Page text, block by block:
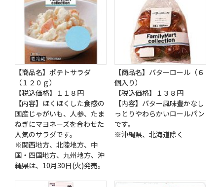
【商品名】ポテトサラダ
（１２０ｇ）
【税込価格】１１８円
【内容】ほくほくした食感の
国産じゃがいも、人参、たま
ねぎにマヨネーズを合わせた
人気のサラダです。
※関西地方、北陸地方、中
国・四国地方、九州地方、沖
縄県は、10月30日(火)発売。
【商品名】バターロール（６
個入り）
【税込価格】１３８円
【内容】バター風味豊かなし
っとりやわらかいロールパン
です。
※沖縄県、北海道除く